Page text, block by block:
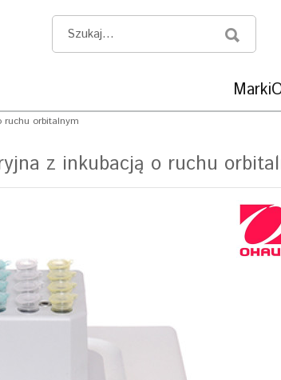
Marki
ruchu orbitalnym
z inkubacją o ruchu